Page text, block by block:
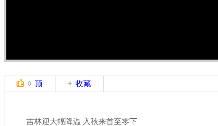
0 顶 收藏
吉林迎大幅降温 入秋来首至零下